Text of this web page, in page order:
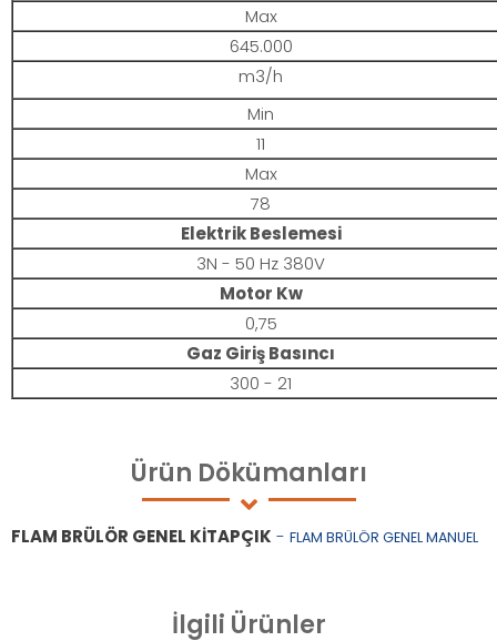
Max
645.000
m3/h
Min
11
Max
78
Elektrik Beslemesi
3N - 50 Hz 380V
Motor Kw
0,75
Gaz Giriş Basıncı
300 - 21
Ürün Dökümanları
FLAM BRÜLÖR GENEL KİTAPÇIK - FLAM BRÜLÖR GENEL MANUEL
İlgili Ürünler